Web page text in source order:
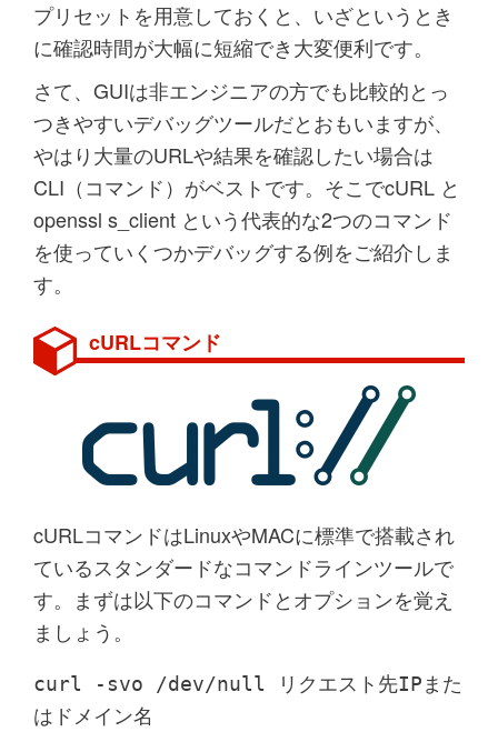
プリセットを用意しておくと、いざというとき
に確認時間が大幅に短縮でき大変便利です。
さて、GUIは非エンジニアの方でも比較的とっ
つきやすいデバッグツールだとおもいますが、
やはり大量のURLや結果を確認したい場合は
CLI（コマンド）がベストです。そこでcURL と
openssl s_client という代表的な2つのコマンド
を使っていくつかデバッグする例をご紹介しま
す。
cURLコマンド
cURLコマンドはLinuxやMACに標準で搭載され
ているスタンダードなコマンドラインツールで
す。まずは以下のコマンドとオプションを覚え
ましょう。
curl -svo /dev/null リクエスト先IPまた
はドメイン名